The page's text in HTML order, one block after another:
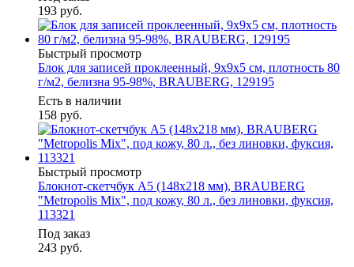
193 руб.
Быстрый просмотр
Блок для записей проклеенный, 9х9х5 см, плотность 80
г/м2, белизна 95-98%, BRAUBERG, 129195
Есть в наличии
158 руб.
Быстрый просмотр
Блокнот-скетчбук А5 (148x218 мм), BRAUBERG
"Metropolis Mix", под кожу, 80 л., без линовки, фуксия,
113321
Под заказ
243 руб.